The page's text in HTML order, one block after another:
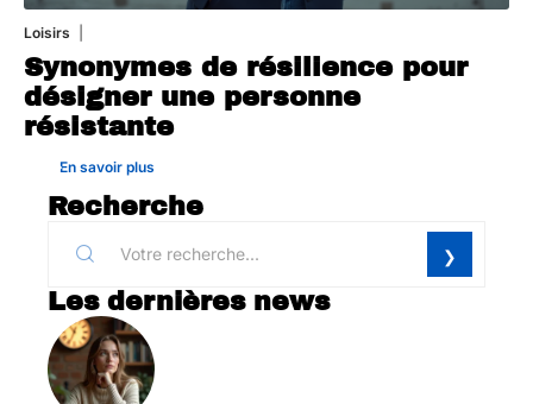
Loisirs
Synonymes de résilience pour
désigner une personne
résistante
En savoir plus
Recherche
Les dernières news